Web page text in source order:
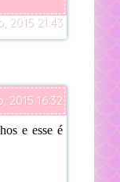
2015 21:43
2015 16:32
e esse é